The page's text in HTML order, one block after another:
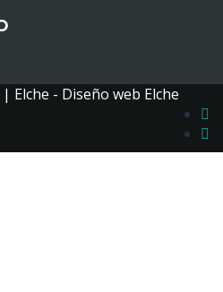
Elche - Diseño web Elche